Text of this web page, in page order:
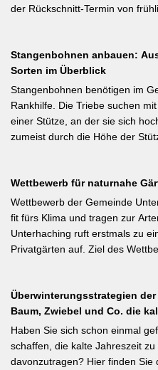
der Rückschnitt-Termin von
Flieder und Zierkirsche bilden
Jahr im Sommer. Der Schnitt
sofort nach dem Verblühen!) ist
nicht geschnitten hat, sollte
Wochen ran. Das Grundprinzip:
bodennah entfernen, damit das
Stangenbohnen anbauen:
Sorten im Überblick
Stangenbohnen benötigen im
Rankhilfe. Die Triebe suchen
einer Stütze, an der sie sich
zumeist durch die Höhe der
Weiterlesen bei meine-ernte.de
Aussaat von Stangenbohnen
möglich. Samen über Nacht
Pflanzabstand 50 cm. Als
im Gegensatz zu Buschbohnen
der Luft binden – Vorfrucht-
Wettbewerb für naturnahe
Wettbewerb der Gemeinde
fit fürs Klima und tragen zur
Unterhaching ruft erstmals zu
Privatgärten auf. Ziel des
Verbesserung des Ortsklimas
Flächen helfen… Hitze zu
speichern und das
gestalten. Insgesamt drei
gleichwertige Sieger werden
Überwinterungsstrategien
Baum, Zwiebel und Co. die
Haben Sie sich schon einmal
schaffen, die kalte Jahreszeit
davonzutragen? Hier finden Sie